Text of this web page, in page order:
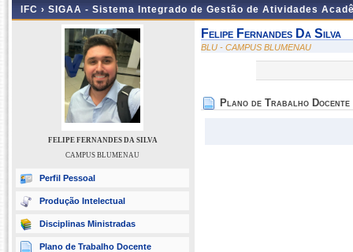
IFC › SIGAA - Sistema Integrado de Gestão de Atividades
FELIPE FERNANDES DA SILVA
CAMPUS BLUMENAU
Perfil Pessoal
Produção Intelectual
Disciplinas Ministradas
Plano de Trabalho Docente
Felipe Fernandes Da Silva
BLU - CAMPUS BLUMENAU
Plano de Trabalho Docente